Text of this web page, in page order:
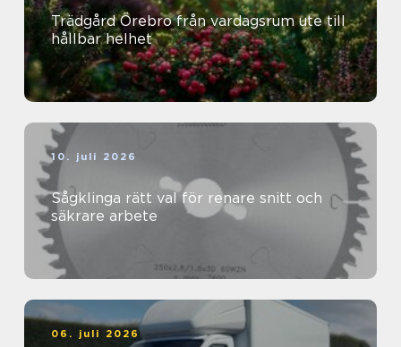
Trädgård Örebro från vardagsrum ute till
hållbar helhet
10. juli 2026
Sågklinga rätt val för renare snitt och
säkrare arbete
06. juli 2026